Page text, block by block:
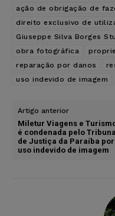
ação de obrigação de
direito exclusivo de
Giuseppe Silva Borges
obra fotográfica
reparação por danos
uso indevido de imagem
Artigo anterior
Miletur Viagens e
é condenada pelo
de Justiça da Paraíba por
uso indevido de imagem